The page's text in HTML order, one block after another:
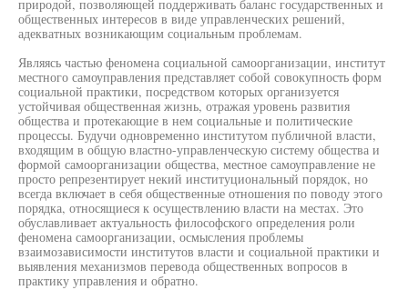
природой, позволяющей поддерживать баланс государственных и
общественных интересов в виде управленческих решений,
адекватных возникающим социальным проблемам.
Являясь частью феномена социальной самоорганизации, институт
местного самоуправления представляет собой совокупность форм
социальной практики, посредством которых организуется
устойчивая общественная жизнь, отражая уровень развития
общества и протекающие в нем социальные и политические
процессы. Будучи одновременно институтом публичной власти,
входящим в общую властно-управленческую систему общества и
формой самоорганизации общества, местное самоуправление не
просто репрезентирует некий институциональный порядок, но
всегда включает в себя общественные отношения по поводу этого
порядка, относящиеся к осуществлению власти на местах. Это
обуславливает актуальность философского определения роли
феномена самоорганизации, осмысления проблемы
взаимозависимости институтов власти и социальной практики и
выявления механизмов перевода общественных вопросов в
практику управления и обратно.